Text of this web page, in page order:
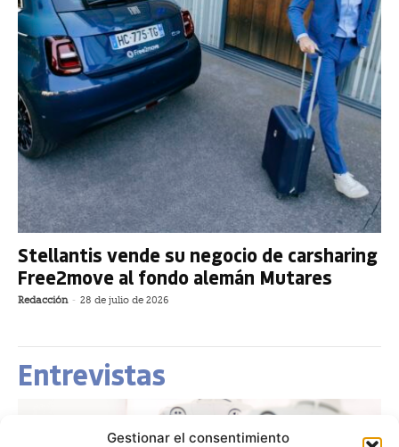
Gestionar el consentimiento
Stellantis vende su negocio de carsharing
Free2move al fondo alemán Mutares
Redacción - 28 de julio de 2026
Entrevistas